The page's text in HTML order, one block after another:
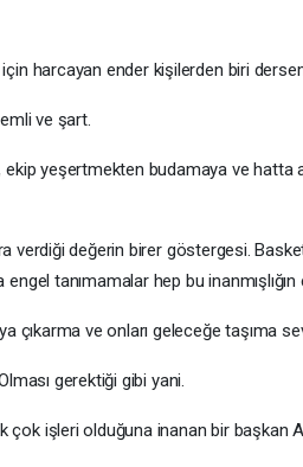
için harcayan ender kişilerden biri
ve şart.
yeşertmekten budamaya ve hatta
verdiği değerin birer göstergesi.
tanımamalar hep bu inanmışlığın
çıkarma ve onları geleceğe taşıma
gerektiği gibi yani.
çok işleri olduğuna inanan bir başkan